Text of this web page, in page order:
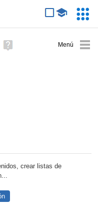
avanzada
Ayuda
(en
crear listas de